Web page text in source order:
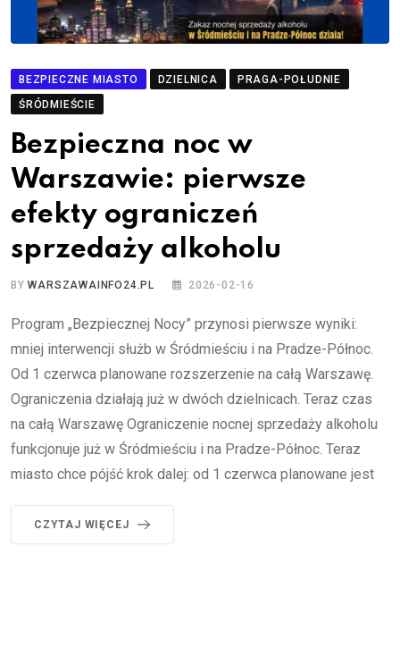
BEZPIECZNE MIASTO DZIELNICA
PRAGA-POŁUDNIE
ŚRÓDMIEŚCIE
Bezpieczna noc w
Warszawie: pierwsze
efekty ograniczeń
sprzedaży alkoholu
BYWARSZAWAINFO24.PL 2026-02-16
Program „Bezpiecznej Nocy” przynosi pierwsze wyniki:
mniej interwencji służb w Śródmieściu i na Pradze-Północ.
Od 1 czerwca planowane rozszerzenie na całą Warszawę.
Ograniczenia działają już w dwóch dzielnicach. Teraz czas
na całą Warszawę Ograniczenie nocnej sprzedaży alkoholu
funkcjonuje już w Śródmieściu i na Pradze-Północ. Teraz
miasto chce pójść krok dalej: od 1 czerwca planowane jest
CZYTAJ WIĘCEJ